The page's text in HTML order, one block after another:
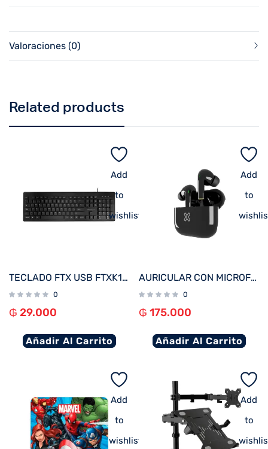
Valoraciones (0)
Related products
Add
to
wishlist
TECLADO FTX USB FTXK100E NUMERICO/INGLES/NEGRO
0
₲ 29.000
Añadir Al Carrito
Add
to
AURICULAR CON MICROFONO KLIP KTE-050BK TUNEFIBUDS TOUCH/TWS/BT/WIRELESS NEGRO
0
₲ 175.000
Añadir Al Carrito
Add
to
wishlist
Add
to